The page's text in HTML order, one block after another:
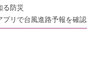
る防災
プリで台風進路予報を確認